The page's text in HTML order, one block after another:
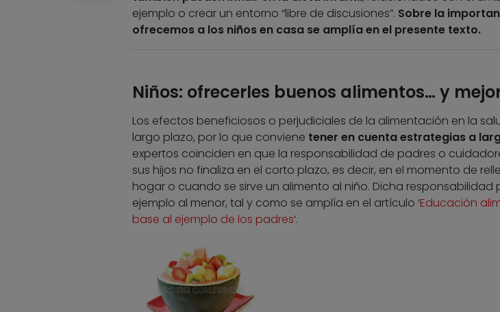
ejemplo o crear un entorno “libre de discusiones”. Sobre la
ofrecemos a los niños en casa se amplía en el presente texto.
Niños: ofrecerles buenos alimentos… y
Los efectos beneficiosos o perjudiciales de la alimentación en la
largo plazo, por lo que conviene tener en cuenta estrategias a
expertos coinciden en que la responsabilidad de padres o
sus hijos no finaliza en el corto plazo, es decir, en el momento de
hogar o cuando se sirve un alimento al niño. Dicha responsabilidad
ejemplo al menor, tal y como se amplía en el artículo ‘Educación
base al ejemplo de los padres‘.